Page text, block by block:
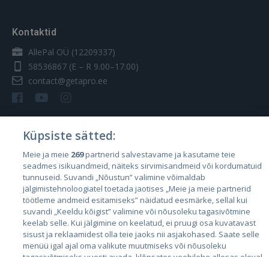
Kontaktid
AllePal OÜ (12209337)
58536867 (E – R 9.00–17.00)
contact@getapro.ee
Riigid
Eesti
Läti
Leedu
Küpsiste sätted:
Meie ja meie 269partnerid salvestavame ja kasutame teie
seadmes isikuandmeid, näiteks sirvimisandmeid või kordumatuid
tunnuseid. Suvandi „Nõustun” valimine võimaldab
jälgimistehnoloogiatel toetada jaotises „Meie ja meie partnerid
töötleme andmeid esitamiseks” näidatud eesmärke, sellal kui
suvandi „Keeldu kõigist” valimine või nõusoleku tagasivõtmine
keelab selle. Kui jälgimine on keelatud, ei pruugi osa kuvatavast
sisust ja reklaamidest olla teie jaoks nii asjakohased. Saate selle
menüü igal ajal oma valikute muutmiseks või nõusoleku